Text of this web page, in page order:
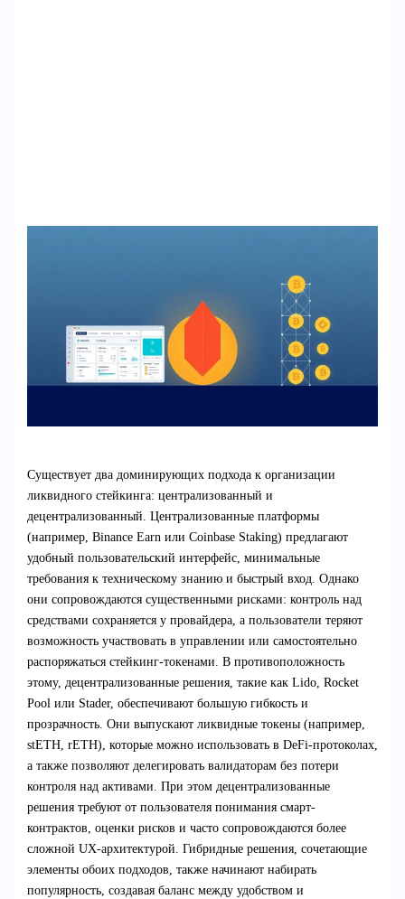
Существует два доминирующих подхода к организации
ликвидного стейкинга: централизованный и
децентрализованный. Централизованные платформы
(например, Binance Earn или Coinbase Staking) предлагают
удобный пользовательский интерфейс, минимальные
требования к техническому знанию и быстрый вход. Однако
они сопровождаются существенными рисками: контроль над
средствами сохраняется у провайдера, а пользователи теряют
возможность участвовать в управлении или самостоятельно
распоряжаться стейкинг-токенами. В противоположность
этому, децентрализованные решения, такие как Lido, Rocket
Pool или Stader, обеспечивают большую гибкость и
прозрачность. Они выпускают ликвидные токены (например,
stETH, rETH), которые можно использовать в DeFi-протоколах,
а также позволяют делегировать валидаторам без потери
контроля над активами. При этом децентрализованные
решения требуют от пользователя понимания смарт-
контрактов, оценки рисков и часто сопровождаются более
сложной UX-архитектурой. Гибридные решения, сочетающие
элементы обоих подходов, также начинают набирать
популярность, создавая баланс между удобством и